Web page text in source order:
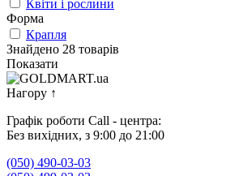
Квіти і рослини
Форма
Крапля
Знайдено 28 товарів
Показати
Нагору ↑
Графік роботи Call - центра:
Без вихідних, з 9:00 до 21:00
(050) 490-03-03